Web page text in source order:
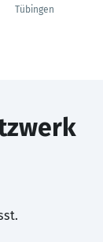
Tübingen